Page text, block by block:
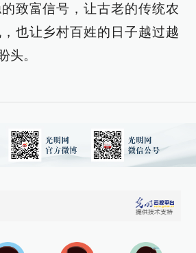
致富信号，让古老的传统农
也让乡村百姓的日子越过越
头。